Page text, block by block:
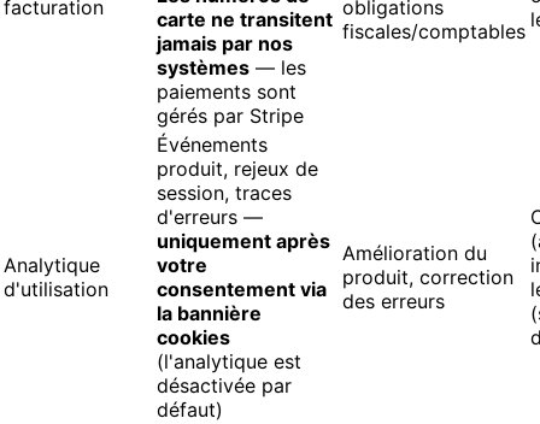
facturation
carte ne transitent
jamais par nos
systèmes — les
paiements sont
gérés par Stripe
obligations
fiscales/comptables
Analytique
d'utilisation
Événements
produit, rejeux de
session, traces
d'erreurs —
uniquement après
votre
consentement via
la bannière
cookies
(l'analytique est
désactivée par
défaut)
Amélioration du
produit, correction
des erreurs